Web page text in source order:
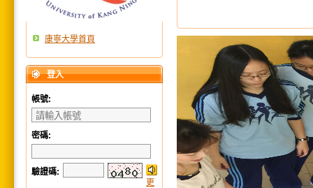
康寧大學首頁
登入
帳號:
密碼:
驗證碼:
更